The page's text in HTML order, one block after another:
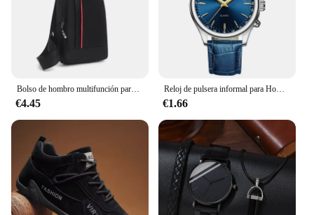
Bolso de hombro multifunción para hombre, bandolera de viaje, a la moda
€4.45
Reloj de pulsera informal para Hombre, cronógrafo elegante de cuarzo azul con correa de cuero, regalo
€1.66